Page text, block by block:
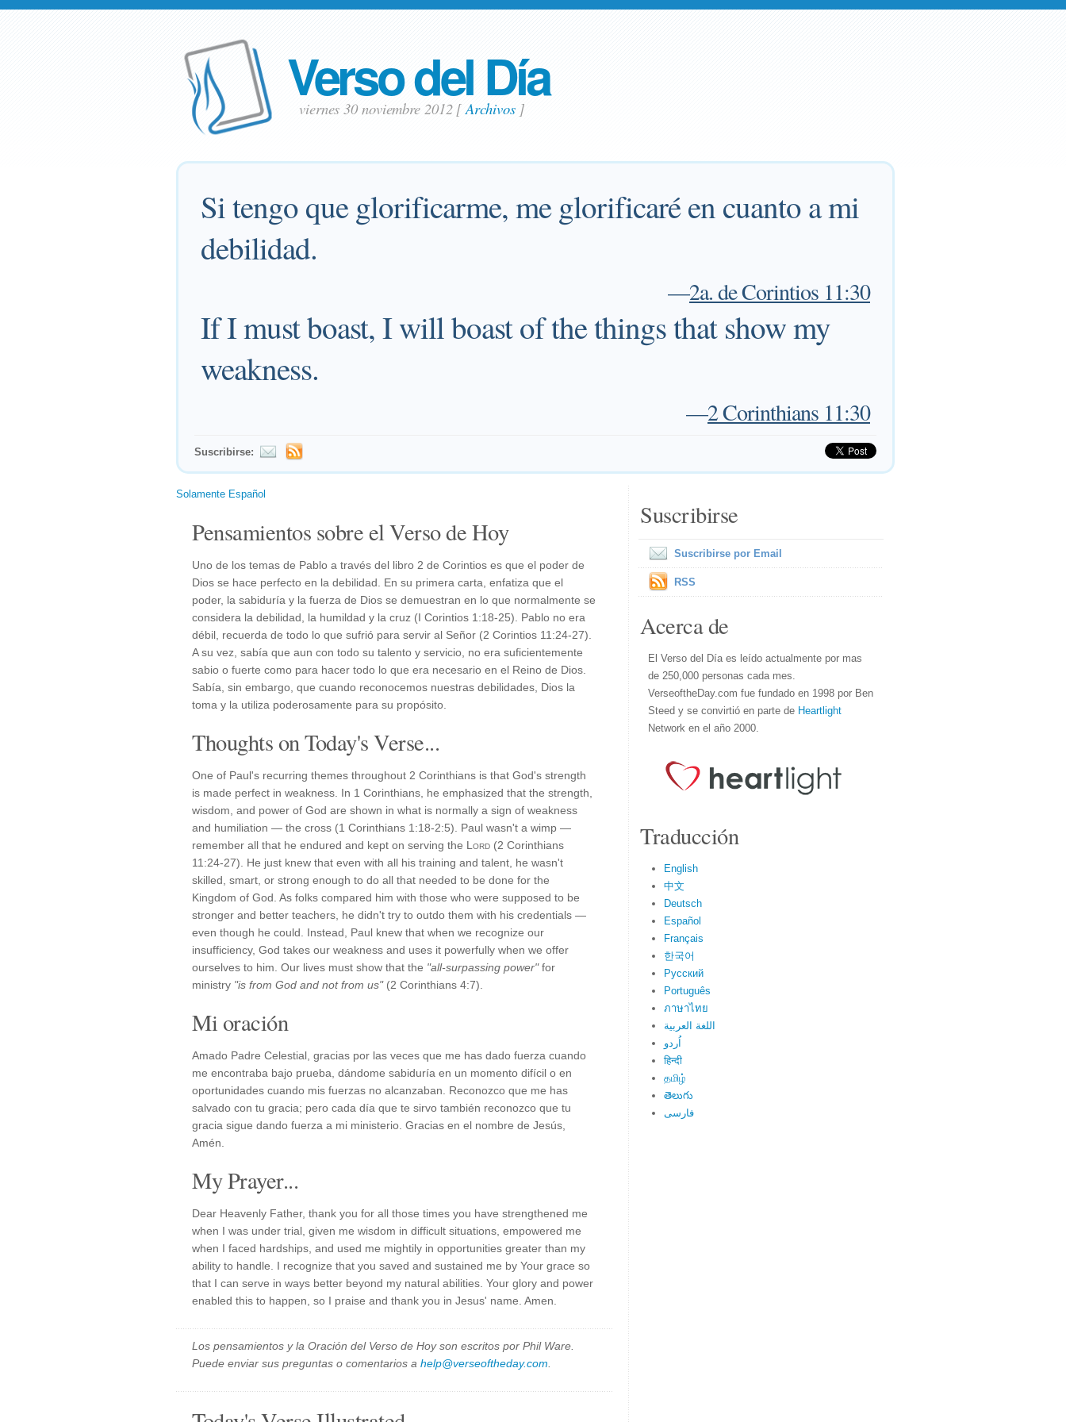
Verso del Día
viernes 30 noviembre 2012 [Archivos]
Si tengo que glorificarme, me glorificaré en cuanto a mi
debilidad.
—2a. de Corintios 11:30
If I must boast, I will boast of the things that show my
weakness.
—2 Corinthians 11:30
Suscribirse:
Solamente Español
Pensamientos sobre el Verso de Hoy
Uno de los temas de Pablo a través del libro 2 de Corintios es que el poder de
Dios se hace perfecto en la debilidad. En su primera carta, enfatiza que el
poder, la sabiduría y la fuerza de Dios se demuestran en lo que normalmente se
considera la debilidad, la humildad y la cruz (I Corintios 1:18-25). Pablo no era
débil, recuerda de todo lo que sufrió para servir al Señor (2 Corintios 11:24-27).
A su vez, sabía que aun con todo su talento y servicio, no era suficientemente
sabio o fuerte como para hacer todo lo que era necesario en el Reino de Dios.
Sabía, sin embargo, que cuando reconocemos nuestras debilidades, Dios la
toma y la utiliza poderosamente para su propósito.
Thoughts on Today's Verse...
One of Paul's recurring themes throughout 2 Corinthians is that God's strength
is made perfect in weakness. In 1 Corinthians, he emphasized that the strength,
wisdom, and power of God are shown in what is normally a sign of weakness
and humiliation — the cross (1 Corinthians 1:18-2:5). Paul wasn't a wimp —
remember all that he endured and kept on serving the Lord (2 Corinthians
11:24-27). He just knew that even with all his training and talent, he wasn't
skilled, smart, or strong enough to do all that needed to be done for the
Kingdom of God. As folks compared him with those who were supposed to be
stronger and better teachers, he didn't try to outdo them with his credentials —
even though he could. Instead, Paul knew that when we recognize our
insufficiency, God takes our weakness and uses it powerfully when we offer
ourselves to him. Our lives must show that the "all-surpassing power"for
ministry "is from God and not from us"(2 Corinthians 4:7).
Mi oración
Amado Padre Celestial, gracias por las veces que me has dado fuerza cuando
me encontraba bajo prueba, dándome sabiduría en un momento difícil o en
oportunidades cuando mis fuerzas no alcanzaban. Reconozco que me has
salvado con tu gracia; pero cada día que te sirvo también reconozco que tu
gracia sigue dando fuerza a mi ministerio. Gracias en el nombre de Jesús,
Amén.
My Prayer...
Dear Heavenly Father, thank you for all those times you have strengthened me
when I was under trial, given me wisdom in difficult situations, empowered me
when I faced hardships, and used me mightily in opportunities greater than my
ability to handle. I recognize that you saved and sustained me by Your grace so
that I can serve in ways better beyond my natural abilities. Your glory and power
enabled this to happen, so I praise and thank you in Jesus' name. Amen.
Los pensamientos y la Oración del Verso de Hoy son escritos por Phil Ware.
Puede enviar sus preguntas o comentarios a help@verseoftheday.com
Suscribirse
Suscribirse por Email
RSS
Acerca de
El Verso del Día es leído actualmente por mas
de 250,000 personas cada mes.
VerseoftheDay.com fue fundado en 1998 por Ben
Steed y se convirtió en parte de Heartlight
Network en el año 2000.
Traducción
English
中文
Deutsch
Español
Français
한국어
Русский
Português
ภาษาไทย
اللغة العربية
اُردو
हिन्दी
தமிழ்
తెలుగు
فارسی